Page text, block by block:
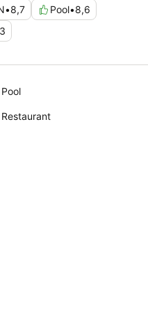
•8,7 Pool•8,6
Pool
Restaurant